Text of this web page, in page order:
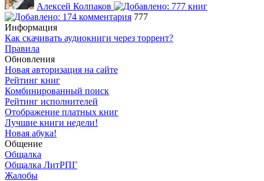
Алексей Колпаков
777
Информация
Как скачивать аудиокниги через торрент?
Правила
Обновления
Новая авторизация на сайте
Рейтинг книг
Комбинированный поиск
Рейтинг исполнителей
Отображение платных книг
Лучшие книги недели!
Новая абука!
Общение
Общалка
Общалка ЛитРПГ
Жалобы